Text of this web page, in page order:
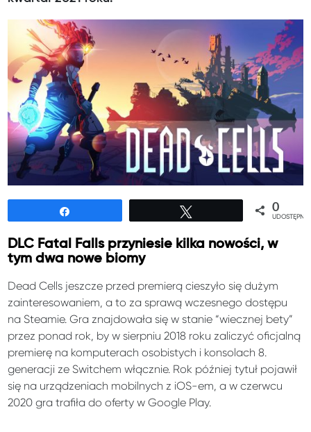
0
DLC Fatal Falls przyniesie kilka nowości, w
tym dwa nowe biomy
Dead Cells jeszcze przed premierą cieszyło się dużym
zainteresowaniem, a to za sprawą wczesnego dostępu
na Steamie. Gra znajdowała się w stanie “wiecznej bety”
przez ponad rok, by w sierpniu 2018 roku zaliczyć oficjalną
premierę na komputerach osobistych i konsolach 8.
generacji ze Switchem włącznie. Rok później tytuł pojawił
się na urządzeniach mobilnych z iOS-em, a w czerwcu
2020 gra trafiła do oferty w Google Play.